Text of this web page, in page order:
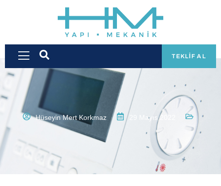
TEKLIF AL
Hüseyin Mert Korkmaz 29 Mayıs 2022